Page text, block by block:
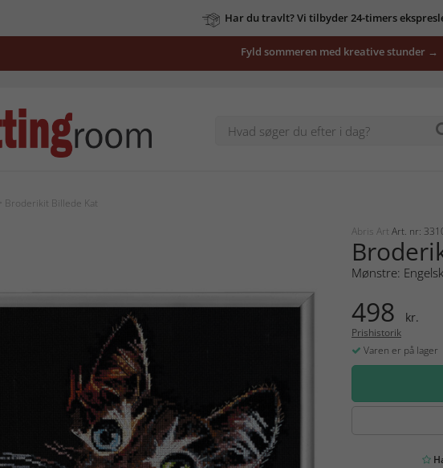
Har du travlt? Vi tilbyder 24-timers
Fyld sommeren med kreative stunder →
> Broderikit Billede Kat
Abris Art Art. nr:
Mønstre:
498 kr.
Prishistorik
Varen er på lager